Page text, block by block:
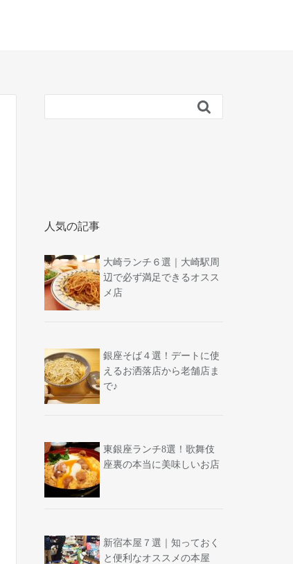

人気の記事
大崎ランチ６選｜大崎駅周
辺で必ず満足できるオスス
メ店
銀座そば４選！デートに使
えるお洒落店から老舗店ま
で♪
東銀座ランチ8選！歌舞伎
座裏の本当に美味しいお店
新宿本屋７選｜知っておく
と便利なオススメの本屋